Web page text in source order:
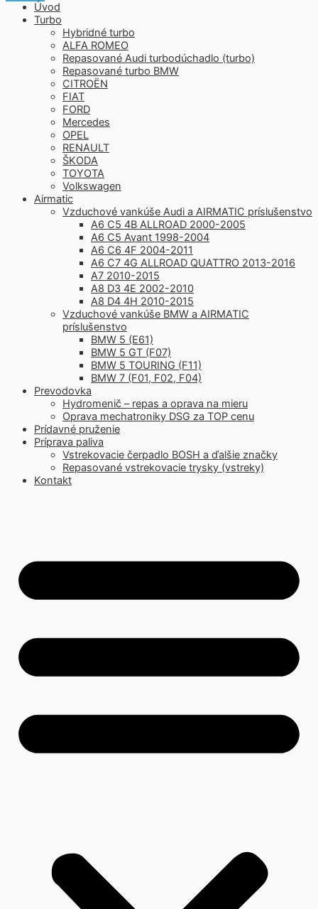
Úvod
Turbo
Hybridné turbo
ALFA ROMEO
Repasované Audi turbodúchadlo (turbo)
Repasované turbo BMW
CITROËN
FIAT
FORD
Mercedes
OPEL
RENAULT
ŠKODA
TOYOTA
Volkswagen
Airmatic
Vzduchové vankúše Audi a AIRMATIC príslušenstvo
A6 C5 4B ALLROAD 2000-2005
A6 C5 Avant 1998-2004
A6 C6 4F 2004-2011
A6 C7 4G ALLROAD QUATTRO 2013-2016
A7 2010-2015
A8 D3 4E 2002-2010
A8 D4 4H 2010-2015
Vzduchové vankúše BMW a AIRMATIC
príslušenstvo
BMW 5 (E61)
BMW 5 GT (F07)
BMW 5 TOURING (F11)
BMW 7 (F01, F02, F04)
Prevodovka
Hydromenič – repas a oprava na mieru
Oprava mechatroniky DSG za TOP cenu
Prídavné pruženie
Príprava paliva
Vstrekovacie čerpadlo BOSH a ďalšie značky
Repasované vstrekovacie trysky (vstreky)
Kontakt